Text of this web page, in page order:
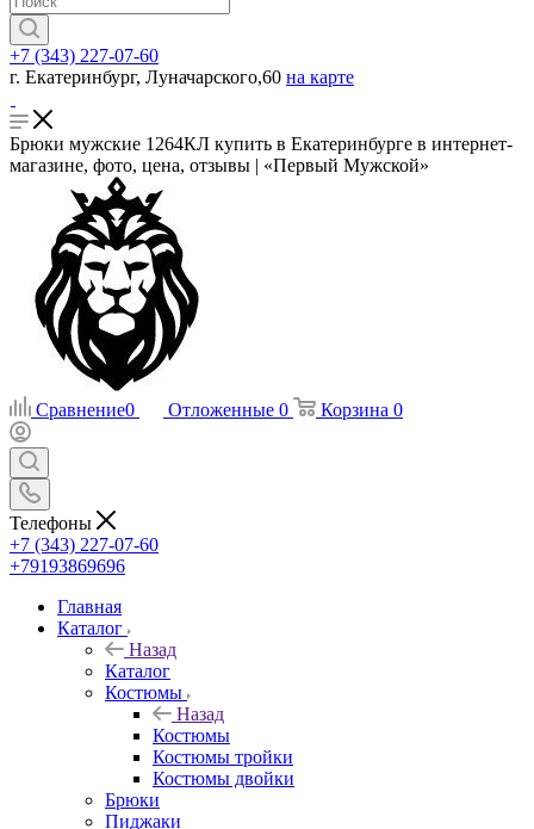
+7 (343) 227-07-60
г. Екатеринбург, Луначарского,60 на карте
Брюки мужские 1264КЛ купить в Екатеринбурге в интернет-
магазине, фото, цена, отзывы | «Первый Мужской»
Сравнение0 Отложенные 0 Корзина 0
Телефоны
+7 (343) 227-07-60
+79193869696
Главная
Каталог
Назад
Каталог
Костюмы
Назад
Костюмы
Костюмы тройки
Костюмы двойки
Брюки
Пиджаки